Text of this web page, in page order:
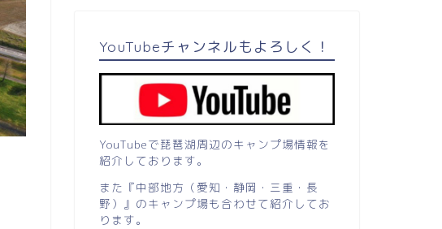
YouTubeチャンネルもよろしく！
YouTubeで琵琶湖周辺のキャンプ場情報を
紹介しております。
また『中部地方（愛知・静岡・三重・長
野）』のキャンプ場も合わせて紹介してお
ります。